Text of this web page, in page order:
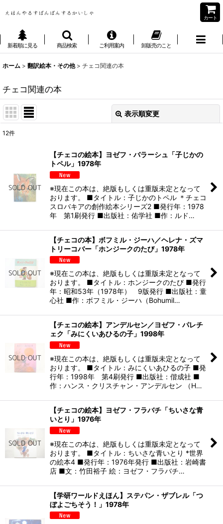
カート
新着順に見る 商品検索 ご利用案内 卸販売のこと
ホーム > 翻訳絵本・その他 > チェコ関連の本
チェコ関連の本
表示順変更
絞り込む
12件
【チェコの絵本】ヨゼフ・バラーシュ「子じかの
トペル」1978年
※現在この本は、絶版もしくは重版未定となって
おります。 ■タイトル：子じかのトペル ＊チェコ
スロバキアの創作絵本シリーズ2 ■発行年：1978
年 第1刷発行 ■出版社：佑学社 ■作：ルド…
【チェコの本】ボフミル・ジーハ／ヘレナ・ズマ
トリーコバー「ホンジークのたび」1978年
※現在この本は、絶版もしくは重版未定となって
おります。 ■タイトル：ホンジークのたび ■発行
年：昭和53年（1978年） 9版発行 ■出版社：童
心社 ■作：ボフミル・ジーハ（Bohumil…
【チェコの絵本】アンデルセン／ヨゼフ・パレチ
ェク「みにくいあひるの子」1998年
※現在この本は、絶版もしくは重版未定となって
おります。 ■タイトル：みにくいあひるの子 ■発
行年：1998年 第4刷発行 ■出版社：偕成社 ■
作：ハンス・クリスチャン・アンデルセン （H…
【チェコの絵本】ヨゼフ・フラバチ「ちいさな青
いとり」1976年
※現在この本は、絶版もしくは重版未定となって
おります。 ■タイトル：ちいさな青いとり *世界
の絵本4 ■発行年：1976年発行 ■出版社：岩崎書
店 ■文：竹田裕子 絵：ヨゼフ・フラバチ…
【学研ワールドえほん】ステパン・ザブレル「つ
ぼよごちそう！」1978年